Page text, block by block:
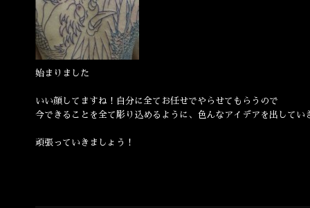
始まりました
いい顔してますね！自分に全てお任せでやらせてもらうので
今できることを全て彫り込めるように、色んなアイデアを出してい
頑張っていきましょう！